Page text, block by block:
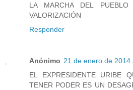
LA MARCHA DEL
VALORIZACIÓN
Responder
Anónimo 21 de enero de 2014
EL EXPRESIDENTE URIBE
TENER PODER ES UN